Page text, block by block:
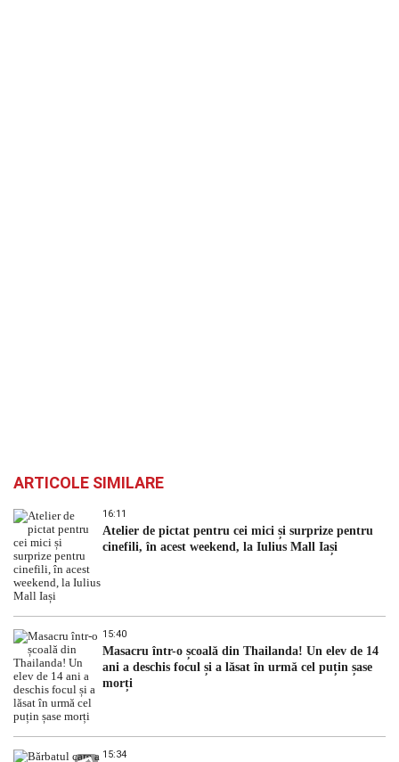
ARTICOLE SIMILARE
16:11
Atelier de pictat pentru cei mici și surprize pentru
cinefili, în acest weekend, la Iulius Mall Iași
15:40
Masacru într-o școală din Thailanda! Un elev de 14
ani a deschis focul și a lăsat în urmă cel puțin șase
morți
15:34